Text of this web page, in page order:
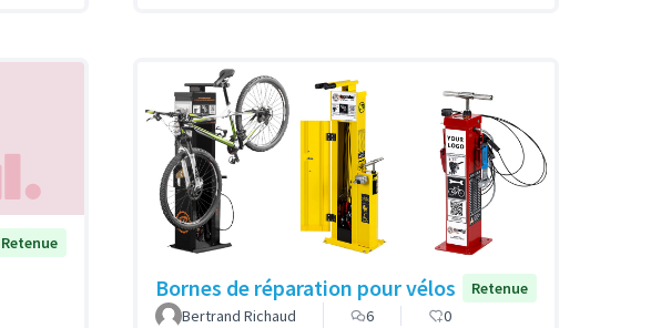
Retenue
Bornes de réparation pour vélos
Retenue
Bertrand Richaud
6 0